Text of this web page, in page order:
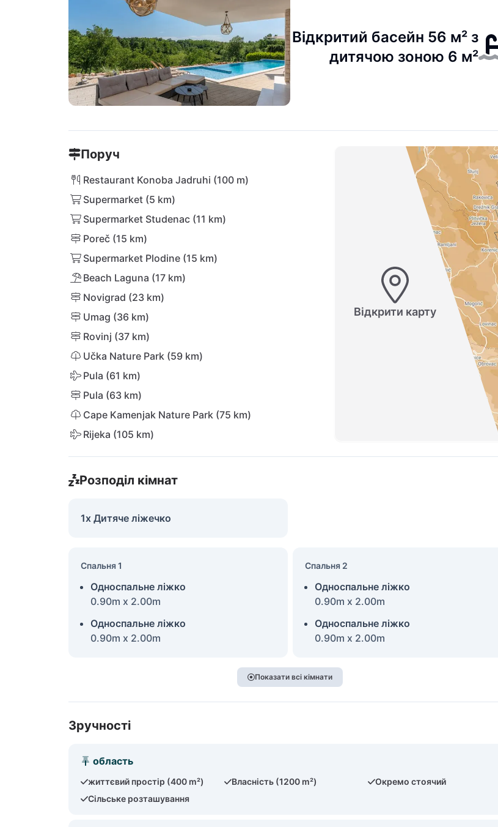
Відкритий басейн 56 м² з
дитячою зоною 6 м²
Поруч
Restaurant Konoba Jadruhi (100 m)
Supermarket (5 km)
Supermarket Studenac (11 km)
Poreč (15 km)
Supermarket Plodine (15 km)
Beach Laguna (17 km)
Novigrad (23 km)
Umag (36 km)
Rovinj (37 km)
Učka Nature Park (59 km)
Pula (61 km)
Pula (63 km)
Cape Kamenjak Nature Park (75 km)
Rijeka (105 km)
Відкрити карту
Розподіл кімнат
1x Дитяче ліжечко
Спальня 1
Односпальне ліжко
0.90m x 2.00m
Односпальне ліжко
0.90m x 2.00m
Спальня 2
Односпальне ліжко
0.90m x 2.00m
Односпальне ліжко
0.90m x 2.00m
Показати всі кімнати
Зручності
область
життєвий простір (400 m²) Власність (1200 m²)
Окремо стоячий
Сільське розташування